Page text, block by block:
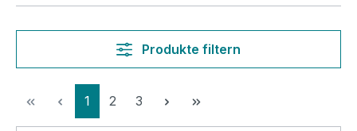
Produkte filtern
Seite
1 Seite
2 Seite
3